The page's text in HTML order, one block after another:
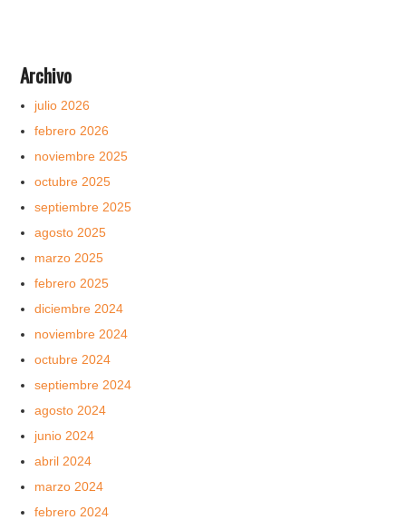
Archivo
julio 2026
febrero 2026
noviembre 2025
octubre 2025
septiembre 2025
agosto 2025
marzo 2025
febrero 2025
diciembre 2024
noviembre 2024
octubre 2024
septiembre 2024
agosto 2024
junio 2024
abril 2024
marzo 2024
febrero 2024